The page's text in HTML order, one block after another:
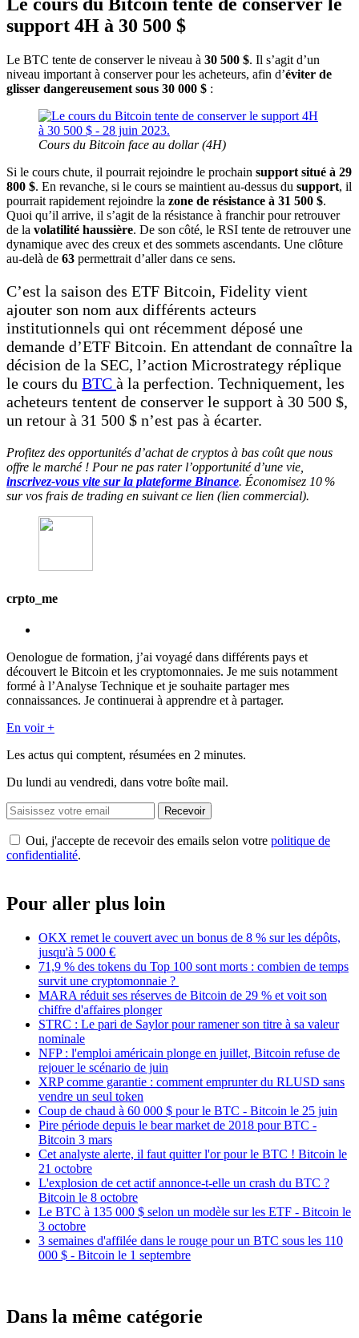
Le cours du Bitcoin tente de conserver le
support 4H à 30 500 $
Le BTC tente de conserver le niveau à 30 500 $. Il s’agit d’un
niveau important à conserver pour les acheteurs, afin d’éviter de
glisser dangereusement sous 30 000 $ :
Cours du Bitcoin face au dollar (4H)
Si le cours chute, il pourrait rejoindre le prochain support situé à 29
800 $. En revanche, si le cours se maintient au-dessus du support, il
pourrait rapidement rejoindre la zone de résistance à 31 500 $.
Quoi qu’il arrive, il s’agit de la résistance à franchir pour retrouver
de la volatilité haussière. De son côté, le RSI tente de retrouver une
dynamique avec des creux et des sommets ascendants. Une clôture
au-delà de 63 permettrait d’aller dans ce sens.
C’est la saison des ETF Bitcoin, Fidelity vient
ajouter son nom aux différents acteurs
institutionnels qui ont récemment déposé une
demande d’ETF Bitcoin. En attendant de connaître la
décision de la SEC, l’action Microstrategy réplique
le cours du BTC à la perfection. Techniquement, les
acheteurs tentent de conserver le support à 30 500 $,
un retour à 31 500 $ n’est pas à écarter.
Profitez des opportunités d’achat de cryptos à bas coût que nous
offre le marché ! Pour ne pas rater l’opportunité d’une vie,
inscrivez-vous vite sur la plateforme Binance. Économisez 10 %
sur vos frais de trading en suivant ce lien (lien commercial).
crpto_me
Oenologue de formation, j’ai voyagé dans différents pays et
découvert le Bitcoin et les cryptomonnaies. Je me suis notamment
formé à l’Analyse Technique et je souhaite partager mes
connaissances. Je continuerai à apprendre et à partager.
En voir +
Les actus qui comptent, résumées en 2 minutes.
Du lundi au vendredi, dans votre boîte mail.
Recevoir
Oui, j'accepte de recevoir des emails selon votre politique de
confidentialité.
Pour aller plus loin
OKX remet le couvert avec un bonus de 8 % sur les dépôts,
jusqu'à 5 000 €
71,9 % des tokens du Top 100 sont morts : combien de temps
survit une cryptomonnaie ?
MARA réduit ses réserves de Bitcoin de 29 % et voit son
chiffre d'affaires plonger
STRC : Le pari de Saylor pour ramener son titre à sa valeur
nominale
NFP : l'emploi américain plonge en juillet, Bitcoin refuse de
rejouer le scénario de juin
XRP comme garantie : comment emprunter du RLUSD sans
vendre un seul token
Coup de chaud à 60 000 $ pour le BTC - Bitcoin le 25 juin
Pire période depuis le bear market de 2018 pour BTC -
Bitcoin 3 mars
Cet analyste alerte, il faut quitter l'or pour le BTC ! Bitcoin le
21 octobre
L'explosion de cet actif annonce-t-elle un crash du BTC ?
Bitcoin le 8 octobre
Le BTC à 135 000 $ selon un modèle sur les ETF - Bitcoin le
3 octobre
3 semaines d'affilée dans le rouge pour un BTC sous les 110
000 $ - Bitcoin le 1 septembre
Dans la même catégorie